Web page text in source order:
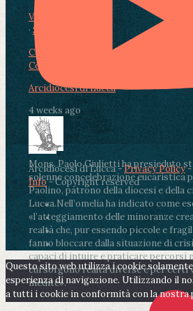
View on Facebook
· Share
Condividi su Facebook
Condividi su LinkedIn
Arcidiocesi di Lucca
4 weeks ago
Mons. Paolo Giulietti ha presieduto
solenne concelebrazione eucaristica
Paolino, patrono della diocesi e della
Lucca.Nell’omelia ha indicato come
«l’atteggiamento delle minoranze
realtà che, pur essendo piccole e
fanno bloccare dalla situazione di
capaci di intuire e praticare percorsi
cui sorgono realtà diverse e per certi
inedite».
Arcidiocesi di Lucca -Privacy Policy-
Info- Copyright reserved
Questo sito web utilizza i cookie
esperienza di navigazione. Utilizzando il
a tutti i cookie in conformità con la nostra